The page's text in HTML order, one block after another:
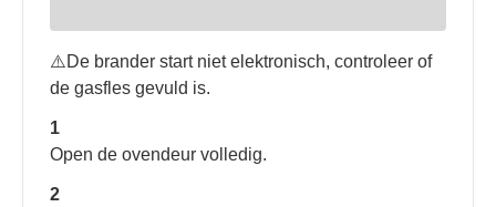
⚠️De brander start niet elektronisch, controleer of
de gasfles gevuld is.
1
Open de ovendeur volledig.
2